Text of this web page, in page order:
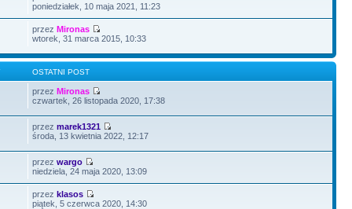
poniedziałek, 10 maja 2021, 11:23
przezMironas
wtorek, 31 marca 2015, 10:33
OSTATNI POST
przezMironas
czwartek, 26 listopada 2020, 17:38
przezmarek1321
środa, 13 kwietnia 2022, 12:17
przezwargo
niedziela, 24 maja 2020, 13:09
przezklasos
piątek, 5 czerwca 2020, 14:30